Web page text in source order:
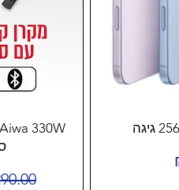
מחיר‏1,290.00 ‏₪